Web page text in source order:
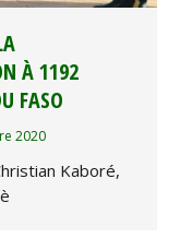
À 1192
FASO
2020
Kaboré,